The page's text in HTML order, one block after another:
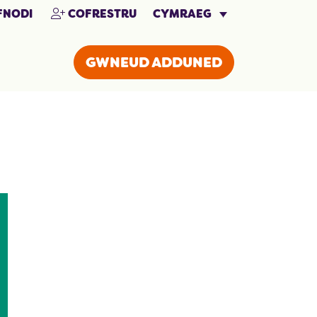
COFRESTRU CYMRAEG
GWNEUD ADDUNED